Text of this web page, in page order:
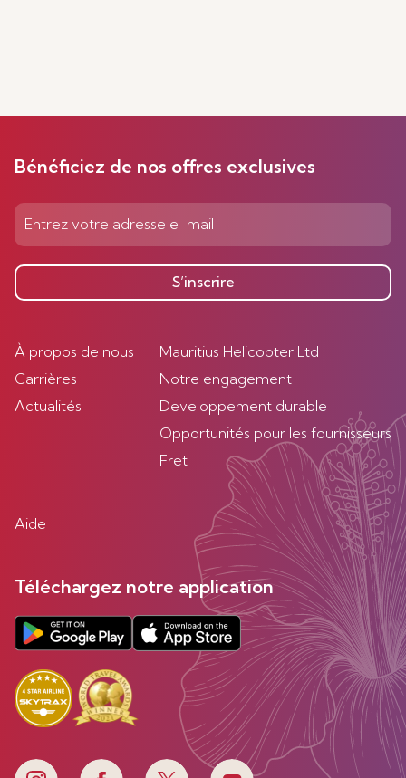
Bénéficiez de nos offres exclusives
S’inscrire
À propos de nous
Carrières
Actualités
Mauritius Helicopter Ltd
Notre engagement
Developpement durable
Opportunités pour les fournisseurs
Fret
Aide
Téléchargez notre application